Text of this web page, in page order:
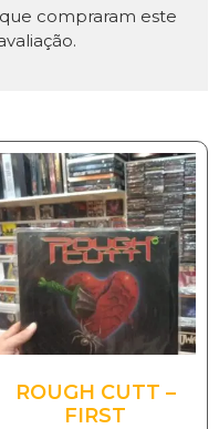
compraram este
ROUGH CUTT –
FIRST